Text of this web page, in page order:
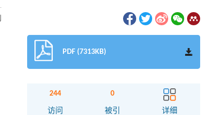
PDF (7313KB)
244
访问
0
被引 详细